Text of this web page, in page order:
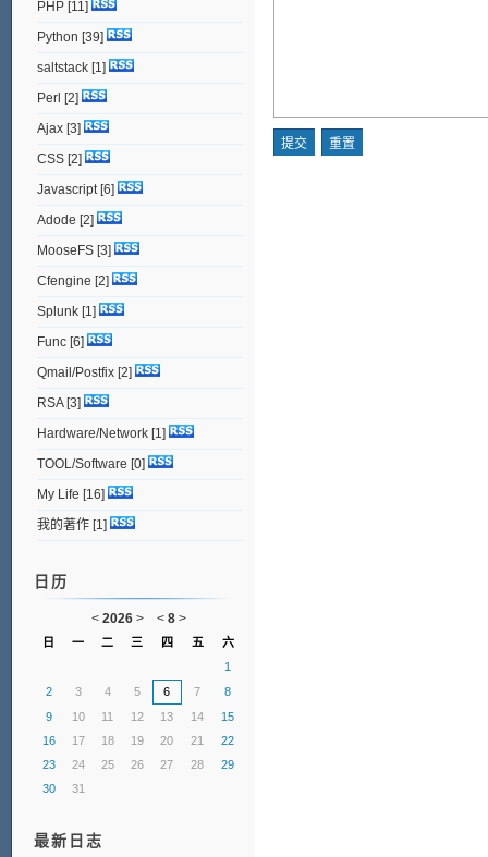
PHP[11]
Python [39]
saltstack[1]
Perl [2]
Ajax[3]
CSS[2]
Javascript[6]
Adode [2]
MooseFS[3]
Cfengine [2]
Splunk[1]
Func[6]
Qmail/Postfix[2]
RSA[3]
Hardware/Network[1]
TOOL/Software [0]
My Life [16]
我的著作[1]
日历
< 2026 > < 8 >
日 一 二 三 四 五
六
1
2
3 4 5 6 7
8
9
10 11 12 13 14
15
16
17 18 19 20 21
22
23
24 25 26 27 28
29
30
31
最新日志